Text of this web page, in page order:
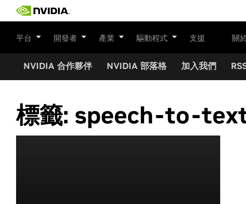
平台 開發者 產業 驅動程式 支援 關
NVIDIA 合作夥伴 NVIDIA 部落格 加入我們
標籤: speech-to-